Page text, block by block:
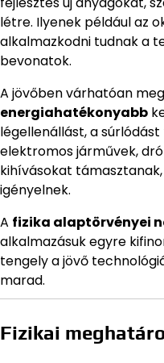
létre. Ilyenek például az
alkalmazkodni tudnak a
bevonatok.
A jövőben várhatóan
energiahatékonyabb
légellenállást, a
elektromos járművek,
kihívásokat
igényelnek.
A fizika alaptörvényei
alkalmazásuk egyre
tengely a jövő
marad.
Fizikai